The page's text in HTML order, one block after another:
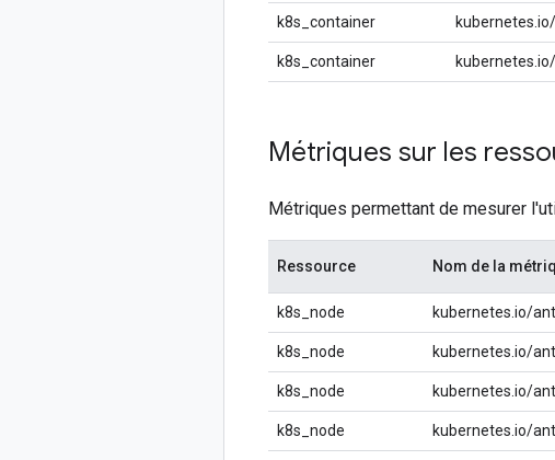
k8s_container
k8s_container
Métriques sur les
Métriques permettant de mesurer
Ressource Nom de la
k8s_node kubernetes.io/
k8s_node kubernetes.io/
k8s_node kubernetes.io/
k8s_node kubernetes.io/